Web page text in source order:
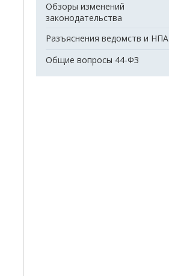
Обзоры изменений
законодательства
Разъяснения ведомств и НПА
Общие вопросы 44-ФЗ